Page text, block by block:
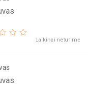
Laikinai neturime